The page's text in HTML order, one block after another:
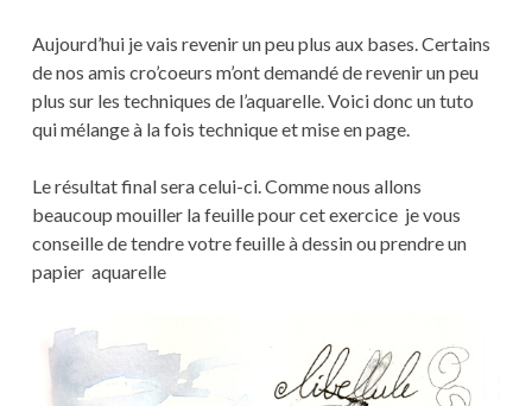
Aujourd’hui je vais revenir un peu plus aux bases. Certains
de nos amis cro’coeurs m’ont demandé de revenir un peu
plus sur les techniques de l’aquarelle. Voici donc un tuto
qui mélange à la fois technique et mise en page.
Le résultat final sera celui-ci. Comme nous allons
beaucoup mouiller la feuille pour cet exercice je vous
conseille de tendre votre feuille à dessin ou prendre un
papier aquarelle